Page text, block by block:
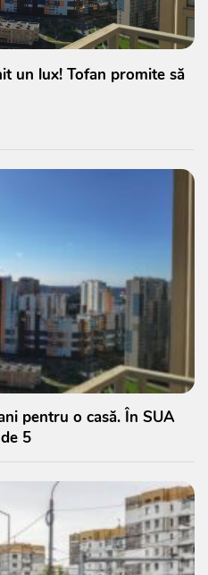
un lux! Tofan promite să
pentru o casă. În SUA
5